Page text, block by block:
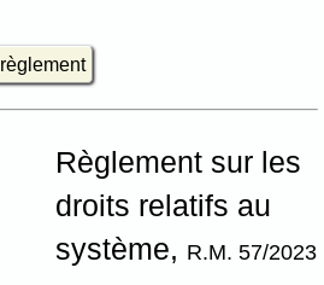
Règlement sur les
droits relatifs au
système, R.M. 57/2023